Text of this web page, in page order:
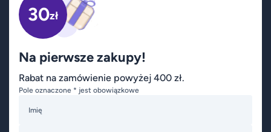
30zł
Na pierwsze zakupy!
Rabat na zamówienie powyżej 400 zł.
Pole oznaczone * jest obowiązkowe
Imię